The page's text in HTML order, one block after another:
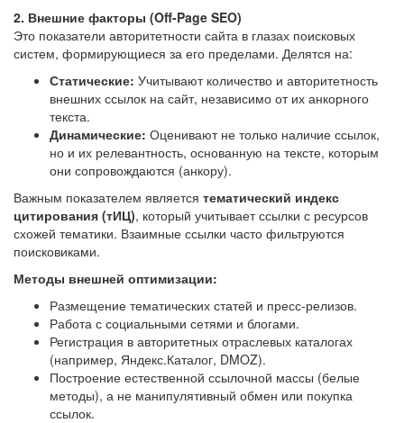
2. Внешние факторы (Off-Page SEO)
Это показатели авторитетности сайта в глазах поисковых
систем, формирующиеся за его пределами. Делятся на:
Статические: Учитывают количество и авторитетность
внешних ссылок на сайт, независимо от их анкорного
текста.
Динамические: Оценивают не только наличие ссылок,
но и их релевантность, основанную на тексте, которым
они сопровождаются (анкору).
Важным показателем является тематический индекс
цитирования (тИЦ), который учитывает ссылки с ресурсов
схожей тематики. Взаимные ссылки часто фильтруются
поисковиками.
Методы внешней оптимизации:
Размещение тематических статей и пресс-релизов.
Работа с социальными сетями и блогами.
Регистрация в авторитетных отраслевых каталогах
(например, Яндекс.Каталог, DMOZ).
Построение естественной ссылочной массы (белые
методы), а не манипулятивный обмен или покупка
ссылок.